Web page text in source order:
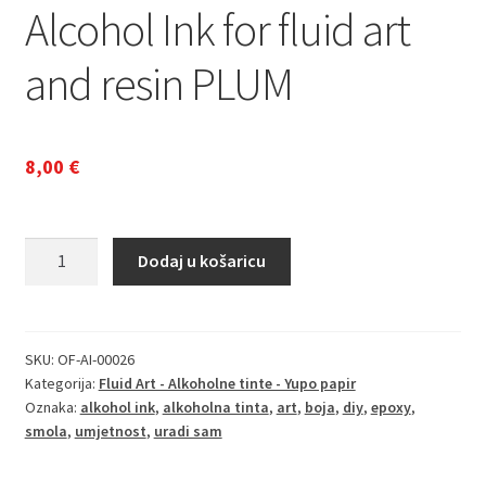
Alcohol Ink for fluid art
and resin PLUM
8,00 €
art
and
resin
PLUM
Dodaj u košaricu
SKU: OF-AI-00026
Kategorija: Fluid Art - Alkoholne tinte - Yupo papir
Oznaka: alkohol ink, alkoholna tinta, art, boja, diy, epoxy,
smola, umjetnost, uradi sam